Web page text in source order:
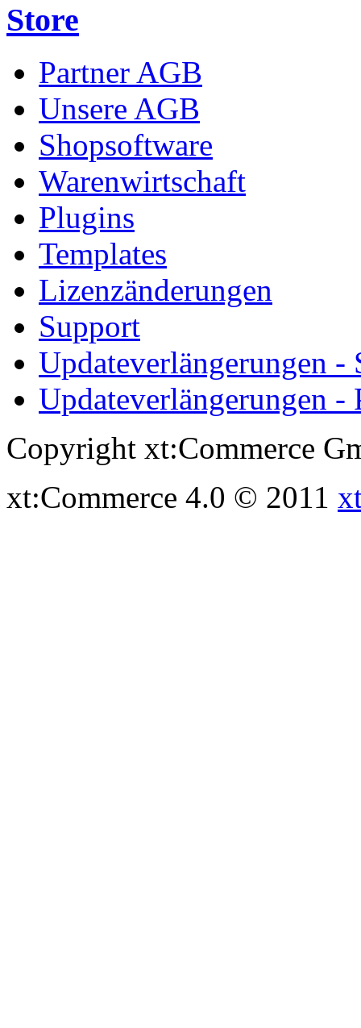
Store
Partner AGB
Unsere AGB
Shopsoftware
Warenwirtschaft
Plugins
Templates
Lizenzänderungen
Support
Updateverlängerungen -
Updateverlängerungen -
Copyright xt:Commerce
xt:Commerce 4.0 © 2011